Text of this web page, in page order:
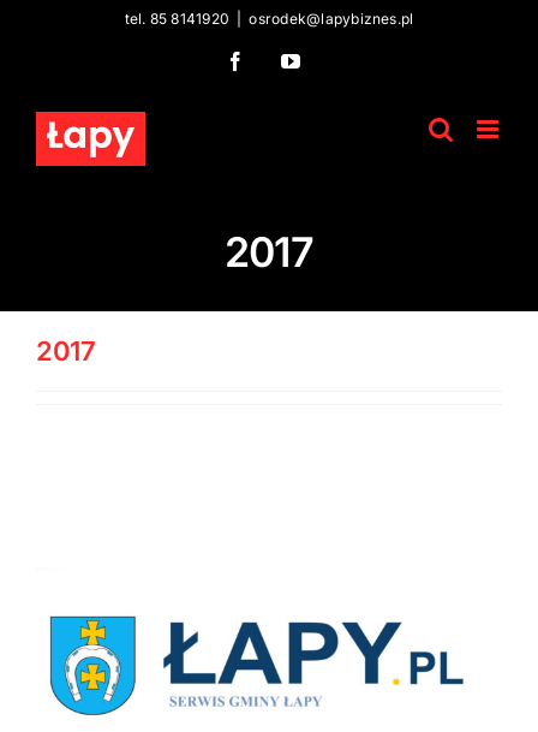
tel. 85 8141920 osrodek@lapybiznes.pl
FacebookYouTube
2017
2017